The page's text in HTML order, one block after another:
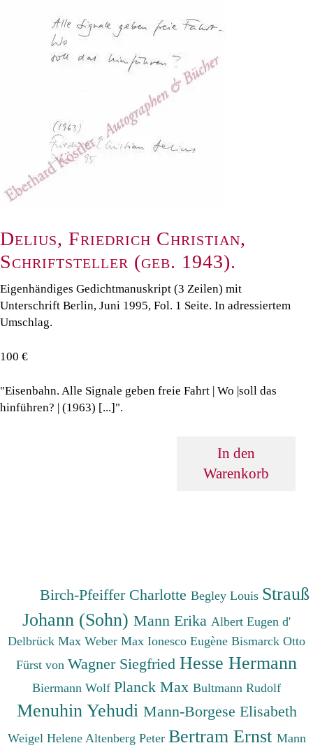
Delius, Friedrich Christian,
Schriftsteller (geb. 1943).
Eigenhändiges Gedichtmanuskript (3 Zeilen) mit
Unterschrift Berlin, Juni 1995, Fol. 1 Seite. In adressiertem
Umschlag.
100 €
"Eisenbahn. Alle Signale geben freie Fahrt | Wo |soll das
hinführen? | (1963) [...]".
In den
Warenkorb
Birch-Pfeiffer CharlotteBegley Louis Strauß
Johann (Sohn) Mann Erika Albert Eugen d'
Delbrück Max Weber Max Ionesco Eugène Bismarck Otto
Fürst von Wagner Siegfried Hesse Hermann
Biermann Wolf Planck Max Bultmann Rudolf
Menuhin Yehudi Mann-Borgese Elisabeth
Weigel Helene Altenberg Peter Bertram Ernst Mann